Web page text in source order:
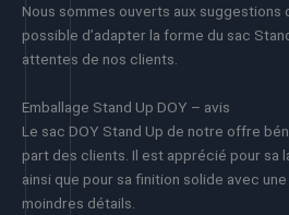
Nous sommes ouverts aux suggestions
possible d’adapter la forme du sac
attentes de nos clients.
Emballage Stand Up DOY – avis
Le sac DOY Stand Up de notre offre
part des clients. Il est apprécié pour sa
ainsi que pour sa finition solide avec
moindres détails.